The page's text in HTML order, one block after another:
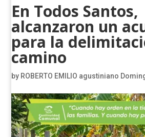
En Todos Santos,
alcanzaron un
para la
camino
by ROBERTO EMILIO agustiniano